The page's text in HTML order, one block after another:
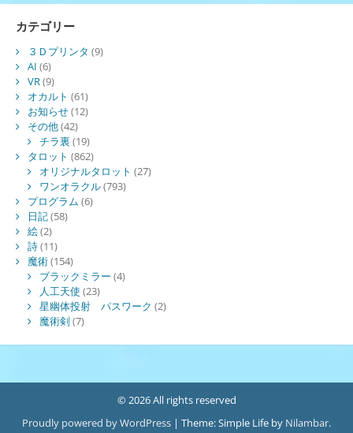
カテゴリー
３Ｄプリンタ (9)
AI (6)
VR(9)
オカルト (61)
お知らせ(12)
その他(42)
チラ裏 (19)
タロット (862)
オリジナルタロット (27)
ワンオラクル(793)
プログラム (6)
日記(58)
絵(2)
詩(11)
魔術(154)
ブラックミラー (4)
人工天使 (23)
星幽体投射 パスワーク (2)
魔術剣(7)
© 2026 All rights reserved
Proudly powered by WordPress | Theme: Simple Life by Nilambar.